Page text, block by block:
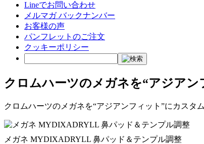
Lineでお問い合わせ
メルマガ バックナンバー
お客様の声
パンフレットのご注文
クッキーポリシー
クロムハーツのメガネを“アジア
クロムハーツのメガネを“アジアンフィット”にカスタ
メガネ MYDIXADRYLL 鼻パッド＆テンプル調整